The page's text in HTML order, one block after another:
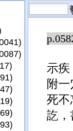
不
示
附
死不
訖，